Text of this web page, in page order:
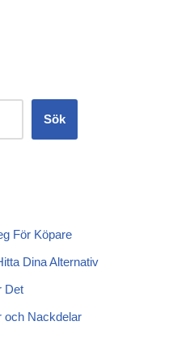
Sök
För Köpare
Dina Alternativ
Det
och Nackdelar